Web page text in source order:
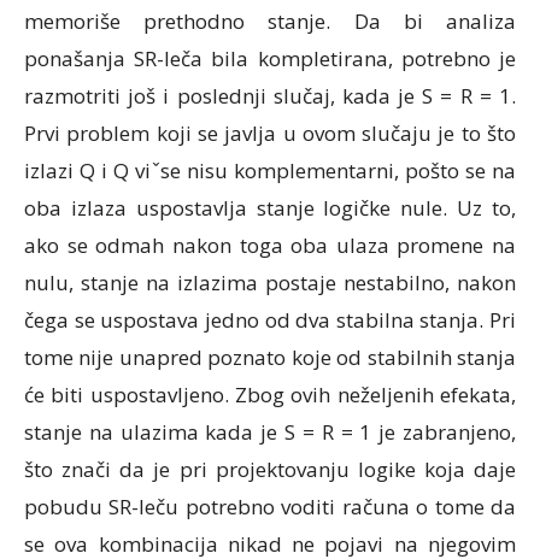
memoriše prethodno stanje. Da bi analiza
ponašanja SR-leča bila kompletirana, potrebno je
razmotriti još i poslednji slučaj, kada je S = R = 1.
Prvi problem koji se javlja u ovom slučaju je to što
izlazi Q i Q viˇse nisu komplementarni, pošto se na
oba izlaza uspostavlja stanje logičke nule. Uz to,
ako se odmah nakon toga oba ulaza promene na
nulu, stanje na izlazima postaje nestabilno, nakon
čega se uspostava jedno od dva stabilna stanja. Pri
tome nije unapred poznato koje od stabilnih stanja
će biti uspostavljeno. Zbog ovih neželjenih efekata,
stanje na ulazima kada je S = R = 1 je zabranjeno,
što znači da je pri projektovanju logike koja daje
pobudu SR-leču potrebno voditi računa o tome da
se ova kombinacija nikad ne pojavi na njegovim